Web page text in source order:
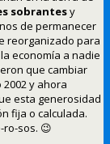
sobrantesy
de permanecer
reorganizado para
economía a nadie
que cambiar
y ahora
esta generosidad
fija o calculada.
sos. 😉